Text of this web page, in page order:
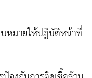
หมายให้ปฏิบัติหน้าที่